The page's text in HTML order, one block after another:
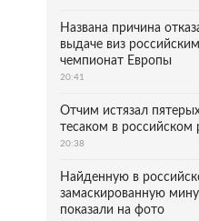
Названа причина
выдаче виз
чемпионат Европы
20:41
Отчим истязал
тесаком в российском
20:38
Найденную в
замаскированную
показали на фото